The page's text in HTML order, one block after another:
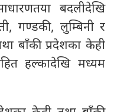
बदलीदेखि
गण्डकी, लुम्बिनी र
बाँकी प्रदेशका केही
हल्कादेखि मध्यम